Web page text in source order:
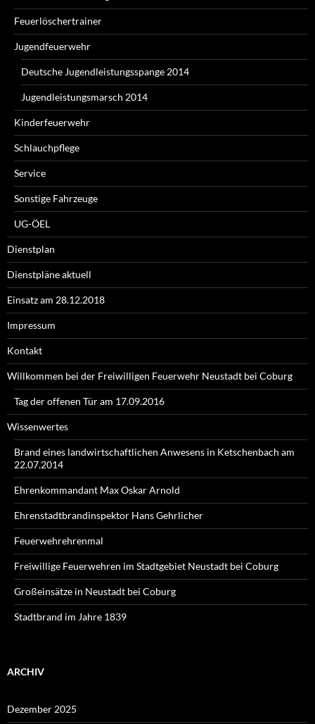
Feuerlöschertrainer
Jugendfeuerwehr
Deutsche Jugendleistungsspange 2014
Jugendleistungsmarsch 2014
Kinderfeuerwehr
Schlauchpflege
Service
Sonstige Fahrzeuge
UG-ÖEL
Dienstplan
Dienstpläne aktuell
Einsatz am 28.12.2018
Impressum
Kontakt
Willkommen bei der Freiwilligen Feuerwehr Neustadt bei Coburg
Tag der offenen Tür am 17.09.2016
Wissenwertes
Brand eines landwirtschaftlichen Anwesens in Ketschenbach am
22.07.2014
Ehrenkommandant Max Oskar Arnold
Ehrenstadtbrandinspektor Hans Gehrlicher
Feuerwehrehrenmal
Freiwillige Feuerwehren im Stadtgebiet Neustadt bei Coburg
Großeinsätze in Neustadt bei Coburg
Stadtbrand im Jahre 1839
ARCHIV
Dezember 2025